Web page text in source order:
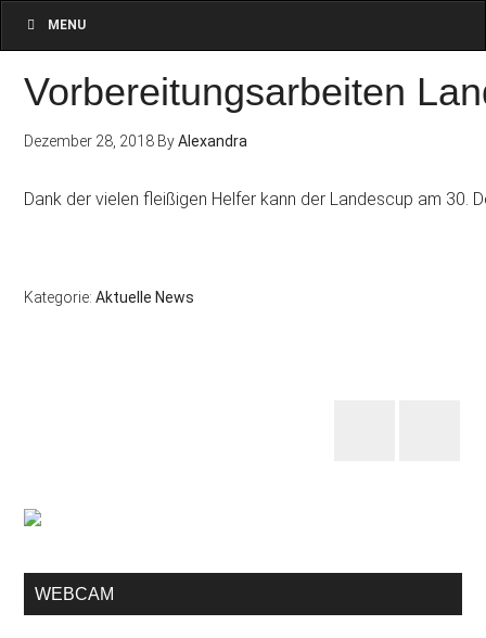
MENU
Vorbereitungsarbeiten
Dezember 28, 2018 ByAlexandra
Dank der vielen fleißigen Helfer kann der Landescup am 30.
Kategorie:Aktuelle News
WEBCAM